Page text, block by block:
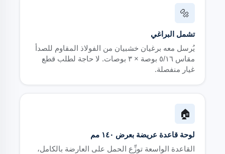
🔩
تشمل البراغي
يُرسل معه برغيان خشبيان من الفولاذ المقاوم للصدأ
مقاس ٥/١٦ بوصة × ٣ بوصات. لا حاجة لطلب قطع
غيار منفصلة.
🏠
لوحة قاعدة عريضة بعرض ١٤٠ مم
القاعدة الواسعة توزِّع الحمل على العارضة بالكامل،